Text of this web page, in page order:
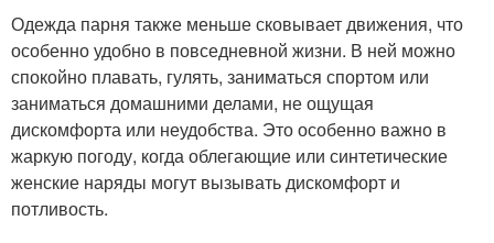
Одежда парня также меньше сковывает движения, что
особенно удобно в повседневной жизни. В ней можно
спокойно плавать, гулять, заниматься спортом или
заниматься домашними делами, не ощущая
дискомфорта или неудобства. Это особенно важно в
жаркую погоду, когда облегающие или синтетические
женские наряды могут вызывать дискомфорт и
потливость.